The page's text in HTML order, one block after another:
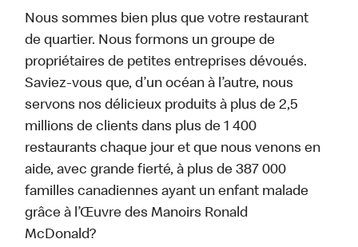
Nous sommes bien plus que votre restaurant
de quartier. Nous formons un groupe de
propriétaires de petites entreprises dévoués.
Saviez-vous que, d’un océan à l’autre, nous
servons nos délicieux produits à plus de 2,5
millions de clients dans plus de 1 400
restaurants chaque jour et que nous venons en
aide, avec grande fierté, à plus de 387 000
familles canadiennes ayant un enfant malade
grâce à l’Œuvre des Manoirs Ronald
McDonald?